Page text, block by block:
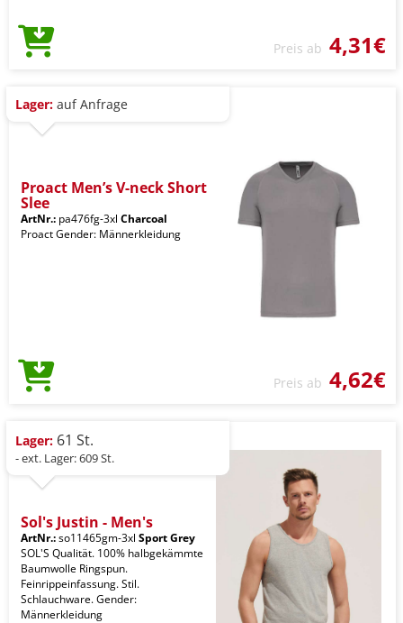
Preis ab 4,31€
Lager: auf Anfrage
Proact Men’s V-neck Short
Slee
ArtNr.: pa476fg-3xl Charcoal
Proact Gender: Männerkleidung
Preis ab 4,62€
Lager: 61 St.
- ext. Lager: 609 St.
Sol's Justin - Men's
ArtNr.:so11465gm-3xl Sport Grey
SOL'S Qualität. 100% halbgekämmte
Baumwolle Ringspun.
Feinrippeinfassung. Stil.
Schlauchware. Gender:
Männerkleidung